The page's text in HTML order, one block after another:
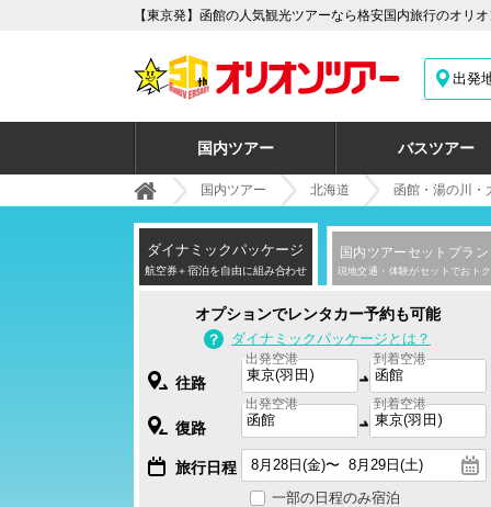
【東京発】函館の人気観光ツアーなら格安国内旅行のオリ
出発
国内ツアー バスツアー
国内ツアー 北海道 函館・湯の川・
ダイナミックパッケージ
航空券＋宿泊を自由に組み合わせ
国内ツアー セットプラン
現地交通・体験がセットでおトク
オプションでレンタカー予約も可能
ダイナミックパッケージとは？
往路
出発空港 到着空港
復路
出発空港 到着空港
旅行日程
一部の日程のみ宿泊